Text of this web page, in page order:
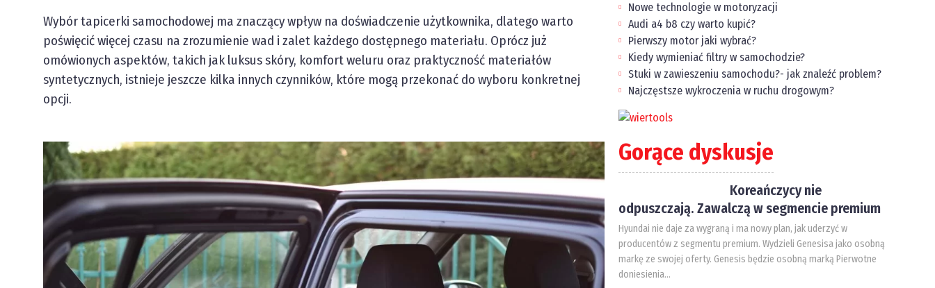
Wybór tapicerki samochodowej ma znaczący wpływ na doświadczenie użytkownika, dlatego warto
poświęcić więcej czasu na zrozumienie wad i zalet każdego dostępnego materiału. Oprócz już
omówionych aspektów, takich jak luksus skóry, komfort weluru oraz praktyczność materiałów
syntetycznych, istnieje jeszcze kilka innych czynników, które mogą przekonać do wyboru konkretnej
opcji.
Nowe technologie w motoryzacji
Audi a4 b8 czy warto kupić?
Pierwszy motor jaki wybrać?
Kiedy wymieniać filtry w samochodzie?
Stuki w zawieszeniu samochodu?- jak znaleźć problem?
Najczęstsze wykroczenia w ruchu drogowym?
Gorące dyskusje
Koreańczycy nie
odpuszczają. Zawalczą w segmencie premium
Hyundai nie daje za wygraną i ma nowy plan, jak uderzyć w
producentów z segmentu premium. Wydzieli Genesisa jako osobną
markę ze swojej oferty. Genesis będzie osobną marką Pierwotne
doniesienia...